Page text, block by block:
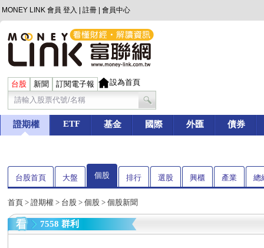
MONEY LINK 會員 登入 註冊 會員中心
台股 新聞 訂閱電子報 設為首頁
證期權 ETF 基金 國際 外匯 債券
台股首頁 大盤 個股 排行 選股 興櫃 產業 總
首頁 > 證期權 > 台股 > 個股 > 個股新聞
7558 群利